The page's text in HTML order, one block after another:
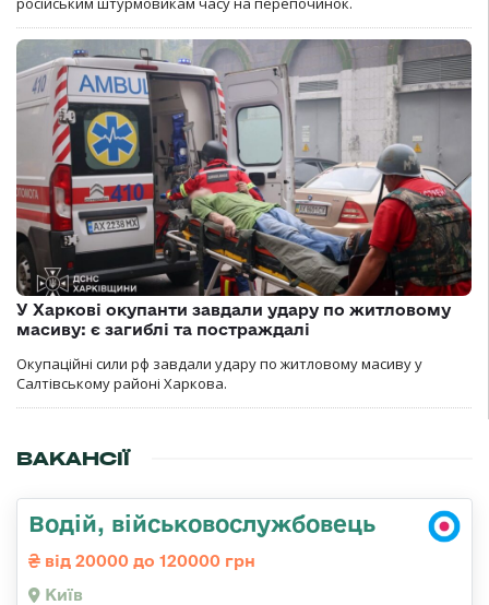
У Харкові окупанти завдали удару по житловому
масиву: є загиблі та постраждалі
Окупаційні сили рф завдали удару по житловому масиву у
Салтівському районі Харкова.
ВАКАНСІЇ
Водій, військовослужбовець
від 20000 до 120000 грн
Київ